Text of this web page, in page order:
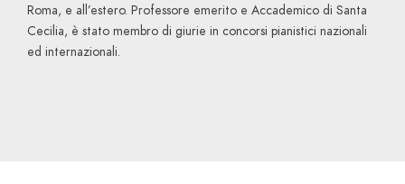
Roma, e all’estero. Professore emerito e Accademico di Santa
Cecilia, è stato membro di giurie in concorsi pianistici nazionali
ed internazionali.